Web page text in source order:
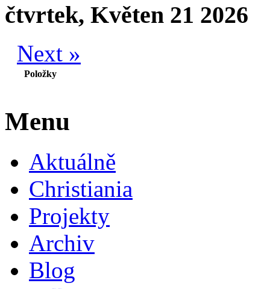
čtvrtek, Květen 21 2026
Next »
Položky
Menu
Aktuálně
Christiania
Projekty
Archiv
Blog